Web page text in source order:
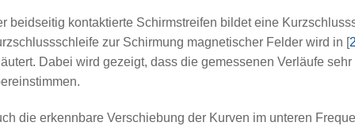
beidseitig kontaktierte Schirmstreifen bildet eine
zur Schirmung magnetischer Felder wird in [
Dabei wird gezeigt, dass die gemessenen Verläufe
die erkennbare Verschiebung der Kurven im unteren